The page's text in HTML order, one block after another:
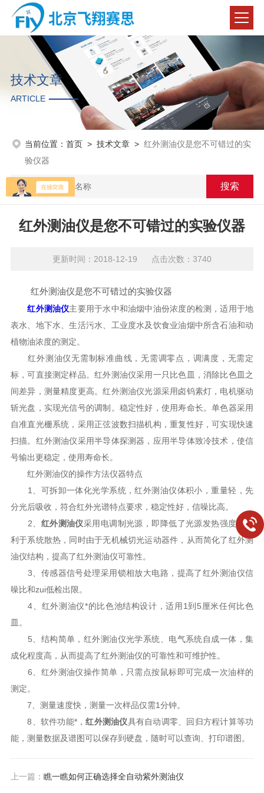
技术文章
ARTICLE
当前位置： 首页> 技术文章> 红外测油仪是您不可错过的实
验仪器
红外测油仪是您不可错过的实验仪器
更新时间：2018-12-19 点击次数：3740
红外测油仪是您不可错过的实验仪器
红外测油仪主要用于水中和油烟中油份浓度的检测，适用于地
表水、地下水、生活污水、工业度水及饮食业油烟中所含石油和动
植物油浓度的测定。
红外测油仪无需制标准曲线，无需调零点，调满度，无需定
标，可直接测定样品。红外测油仪采用一只比色皿，消除比色皿之
间差异，测量精度更高。红外测油仪光源采用卤钨素灯，电机驱动
斩光盘，实现光信号的调制。稳定性好，使用寿命长。单色器采用
自准直光栅系统，采用正弦波数扫描机构，重复性好，可实现快速
扫描。红外测油仪采用半导体探测器，应用半导体致冷技术，使信
号输出更稳定，使用寿命长。
红外测油仪的操作方法仪器特点
1、可拆卸一体化光学系统，红外测油仪体积小，重量轻，先
分光后吸收，符合红外光谱特点要求，稳定性好，信噪比高。
2、 红外测油仪采用电调制光源，即降低了光源发热强度，以
利于系统散热，同时由于无机械切光运动器件，从而简化了红外测
油仪结构，提高了红外测油仪可靠性。
3、传感器信号处理采用锁相放大电路，提高了红外测油仪信
噪比和zui低检出限。
4、红外测油仪*的比色池结构设计，适用1到5厘米任何比色
皿。
5、结构简单，红外测油仪光学系统、电气系统自成一体，集
成化程度高，从而提高了红外测油仪的可靠性和可维护性。
6、红外测油仪操作简单，只需点按鼠标即可完成一次油样的
测定。
7、测量速度快，测量一次样品仅需1分钟。
8、软件功能*，红外测油仪具有自动调零、回归方程计算等功
能，测量数据及谱图可以保存到硬盘，随时可以查询、打印谱图。
上一篇： 瞧一瞧如何正确选择全自动紫外测油仪